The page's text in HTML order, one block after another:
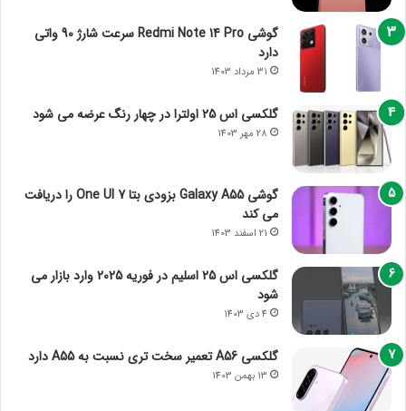
گوشی Redmi Note 14 Pro سرعت شارژ 90 واتی
دارد
31 مرداد 1403
گلکسی اس 25 اولترا در چهار رنگ عرضه می شود
28 مهر 1403
گوشی Galaxy A55 بزودی بتا One UI 7 را دریافت
می کند
21 اسفند 1403
گلکسی اس 25 اسلیم در فوریه 2025 وارد بازار می
شود
4 دی 1403
گلکسی A56 تعمیر سخت تری نسبت به A55 دارد
13 بهمن 1403